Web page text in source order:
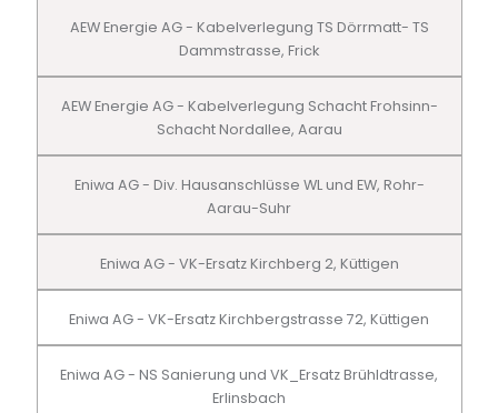
AEW Energie AG - Kabelverlegung TS Dörrmatt- TS
Dammstrasse, Frick
AEW Energie AG - Kabelverlegung Schacht Frohsinn-
Schacht Nordallee, Aarau
Eniwa AG - Div. Hausanschlüsse WL und EW, Rohr-
Aarau-Suhr
Eniwa AG - VK-Ersatz Kirchberg 2, Küttigen
Eniwa AG - VK-Ersatz Kirchbergstrasse 72, Küttigen
Eniwa AG - NS Sanierung und VK_Ersatz Brühldtrasse,
Erlinsbach